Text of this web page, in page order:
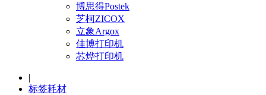
博思得Postek
芝柯ZICOX
立象Argox
佳博打印机
芯烨打印机
|
标签耗材